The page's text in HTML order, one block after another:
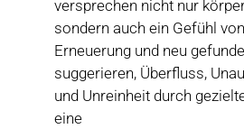
versprechen nicht nur
sondern auch ein Gefühl
Erneuerung und neu
suggerieren, Überfluss,
und Unreinheit durch
eine